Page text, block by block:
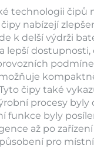
technologii čipů
nabízejí
k delší výdrži
lepší
čipy také
procesy
funkce byly
až po
pro